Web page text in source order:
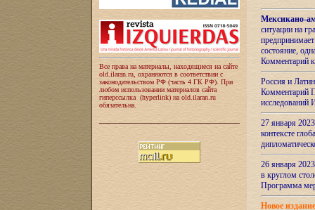
Все права на материалы, находящиеся на сайте
old.ilaran.ru, охраняются в соответствии с
законодательством РФ (часть 4 ГК РФ). При
любом использовании материалов сайта
гиперссылка (hyperlink) на old.ilaran.ru
обязательна.
Мексикано-
ситуации на
состояние,
Комментарий
Россия и
Комментарий
27 января
контексте
26 января
в круглом
Программа
Новое